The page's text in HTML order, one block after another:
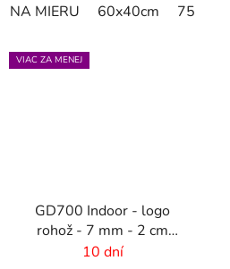
NA MIERU 60x40cm 75x60cm
VIAC ZA MENEJ
GD700 Indoor - logo
rohož - 7 mm - 2 cm
gumový okraj
10 dní